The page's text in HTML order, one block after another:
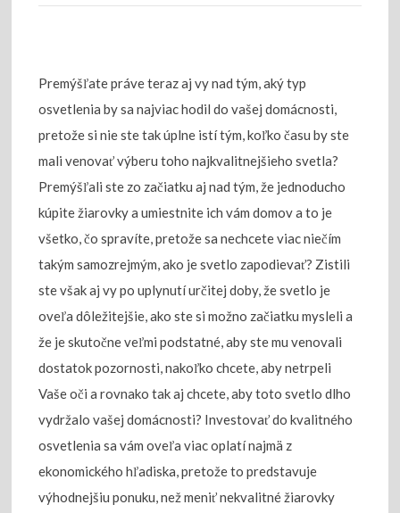
Premýšľate práve teraz aj vy nad tým, aký typ
osvetlenia by sa najviac hodil do vašej domácnosti,
pretože si nie ste tak úplne istí tým, koľko času by ste
mali venovať výberu toho najkvalitnejšieho svetla?
Premýšľali ste zo začiatku aj nad tým, že jednoducho
kúpite žiarovky a umiestnite ich vám domov a to je
všetko, čo spravíte, pretože sa nechcete viac niečím
takým samozrejmým, ako je svetlo zapodievať? Zistili
ste však aj vy po uplynutí určitej doby, že svetlo je
oveľa dôležitejšie, ako ste si možno začiatku mysleli a
že je skutočne veľmi podstatné, aby ste mu venovali
dostatok pozornosti, nakoľko chcete, aby netrpeli
Vaše oči a rovnako tak aj chcete, aby toto svetlo dlho
vydržalo vašej domácnosti? Investovať do kvalitného
osvetlenia sa vám oveľa viac oplatí najmä z
ekonomického hľadiska, pretože to predstavuje
výhodnejšiu ponuku, než meniť nekvalitné žiarovky